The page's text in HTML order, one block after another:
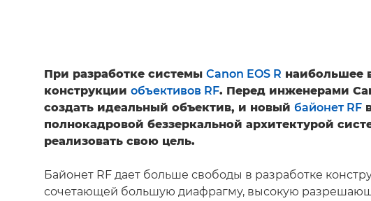
При разработке системы Canon EOS R наибольшее
конструкции объективов RF. Перед инженерами
создать идеальный объектив, и новый байонет RF
полнокадровой беззеркальной архитектурой
реализовать свою цель.
Байонет RF дает больше свободы в разработке
сочетающей большую диафрагму, высокую